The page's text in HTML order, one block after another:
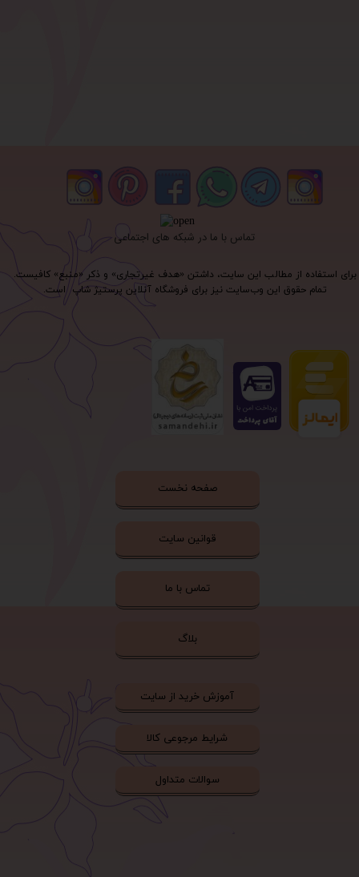
برای استفاده از مطالب این سایت، داشتن «هدف غیرتجاری» و ذکر «منبع» کافیست.
تمام حقوق اين وب‌سايت نیز برای فروشگاه آنلاین پرستیژ شاپ است.
تماس با ما در شبکه های اجتماعی
صفحه نخست
قوانین سایت
تماس با ما
بلاگ
آموزش خرید از سایت
شرایط مرجوعی کالا
سوالات متداول